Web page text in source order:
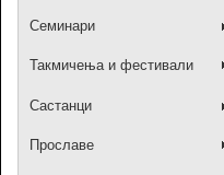
Семинари
Такмичења и фестивали
Састанци
Прославе